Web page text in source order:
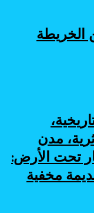
الخريطة
مدن
تحت الأرض:
مخفية